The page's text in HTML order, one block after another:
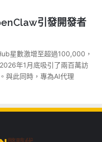
引發開發者
星數激增至超過100,000，
年1月底吸引了兩百萬訪
與此同時，專為AI代理